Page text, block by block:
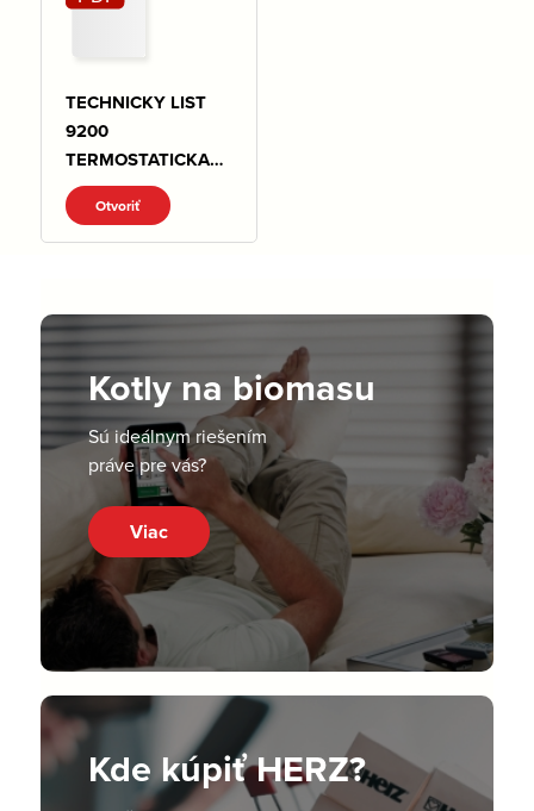
TECHNICKY LIST
9200
TERMOSTATICKA
HLAVICA MINI
M28x1,5
M30X1,5.pdf
Otvoriť
Kotly na biomasu
Sú ideálnym riešením
práve pre vás?
Viac
Kde kúpiť HERZ?